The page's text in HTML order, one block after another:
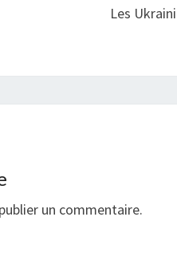
Les
un commentaire.